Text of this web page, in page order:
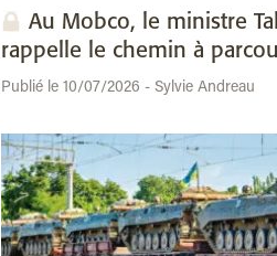
Au Mobco, le ministre
rappelle le chemin à
Publié le 10/07/2026 - Sylvie Andreau